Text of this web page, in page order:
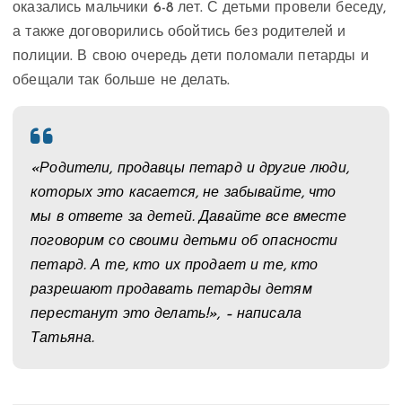
оказались мальчики 6-8 лет. С детьми провели беседу,
а также договорились обойтись без родителей и
полиции. В свою очередь дети поломали петарды и
обещали так больше не делать.
«Родители, продавцы петард и другие люди,
которых это касается, не забывайте, что
мы в ответе за детей. Давайте все вместе
поговорим со своими детьми об опасности
петард. А те, кто их продает и те, кто
разрешают продавать петарды детям
перестанут это делать!», – написала
Татьяна.